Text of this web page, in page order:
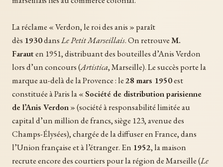
La réclame « Verdon, le roi des anis » paraît
dès 1930dansLe Petit Marseillais. On retrouveM.
Farauten 1951, distribuant des bouteilles d’Anis Verdon
lors d’un concours (Artistica, Marseille). Le succès porte la
marque au-delà de la Provence : le28 mars 1950est
constituée à Paris la «Société de distribution parisienne
de l’Anis Verdon» (société à responsabilité limitée au
capital d’un million de francs, siège 123, avenue des
Champs-Élysées), chargée de la diffuser en France, dans
l’Union française et à l’étranger. En 1952, la maison
recrute encore des courtiers pour la région de Marseille (Le